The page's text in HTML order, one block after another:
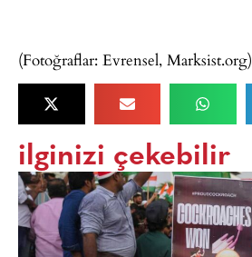
(Fotoğraflar: Evrensel, Marksist.org)
ilginizi çekebilir